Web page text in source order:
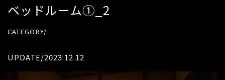
ベッドルーム①_2
CATEGORY/
UPDATE/2023.12.12